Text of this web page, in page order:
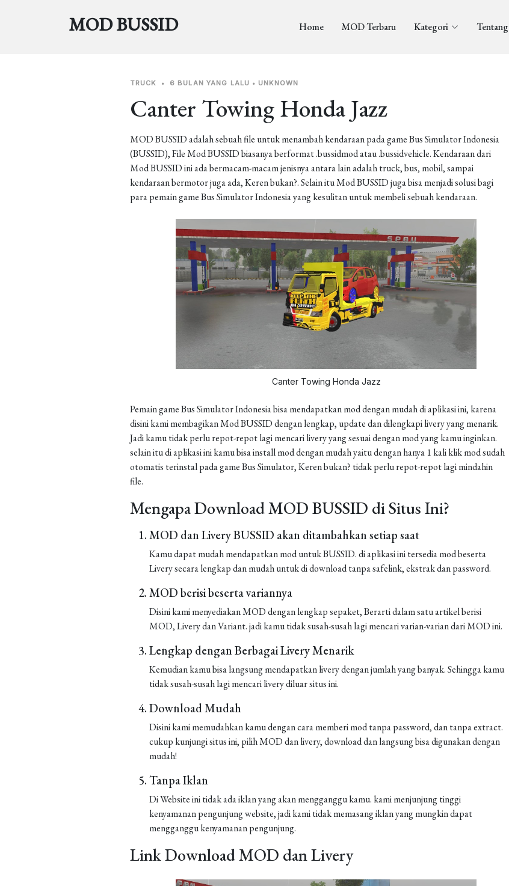
MOD BUSSID Home MOD Terbaru Kategori Tentang
TRUCK • 6 BULAN YANG LALU • UNKNOWN
Canter Towing Honda Jazz
MOD BUSSID adalah sebuah file untuk menambah kendaraan pada game Bus Simulator Indonesia
(BUSSID), File Mod BUSSID biasanya berformat .bussidmod atau .bussidvehicle. Kendaraan dari
Mod BUSSID ini ada bermacam-macam jenisnya antara lain adalah truck, bus, mobil, sampai
kendaraan bermotor juga ada, Keren bukan?. Selain itu Mod BUSSID juga bisa menjadi solusi bagi
para pemain game Bus Simulator Indonesia yang kesulitan untuk membeli sebuah kendaraan.
Canter Towing Honda Jazz
Pemain game Bus Simulator Indonesia bisa mendapatkan mod dengan mudah di aplikasi ini, karena
disini kami membagikan Mod BUSSID dengan lengkap, update dan dilengkapi livery yang menarik.
Jadi kamu tidak perlu repot-repot lagi mencari livery yang sesuai dengan mod yang kamu inginkan.
selain itu di aplikasi ini kamu bisa install mod dengan mudah yaitu dengan hanya 1 kali klik mod sudah
otomatis terinstal pada game Bus Simulator, Keren bukan? tidak perlu repot-repot lagi mindahin
file.
Mengapa Download MOD BUSSID di Situs Ini?
MOD dan Livery BUSSID akan ditambahkan setiap saat
Kamu dapat mudah mendapatkan mod untuk BUSSID. di aplikasi ini tersedia mod beserta
Livery secara lengkap dan mudah untuk di download tanpa safelink, ekstrak dan password.
MOD berisi beserta variannya
Disini kami menyediakan MOD dengan lengkap sepaket, Berarti dalam satu artikel berisi
MOD, Livery dan Variant. jadi kamu tidak susah-susah lagi mencari varian-varian dari MOD ini.
Lengkap dengan Berbagai Livery Menarik
Kemudian kamu bisa langsung mendapatkan livery dengan jumlah yang banyak. Sehingga kamu
tidak susah-susah lagi mencari livery diluar situs ini.
Download Mudah
Disini kami memudahkan kamu dengan cara memberi mod tanpa password, dan tanpa extract.
cukup kunjungi situs ini, pilih MOD dan livery, download dan langsung bisa digunakan dengan
mudah!
Tanpa Iklan
Di Website ini tidak ada iklan yang akan mengganggu kamu. kami menjunjung tinggi
kenyamanan pengunjung website, jadi kami tidak memasang iklan yang mungkin dapat
mengganggu kenyamanan pengunjung.
Link Download MOD dan Livery